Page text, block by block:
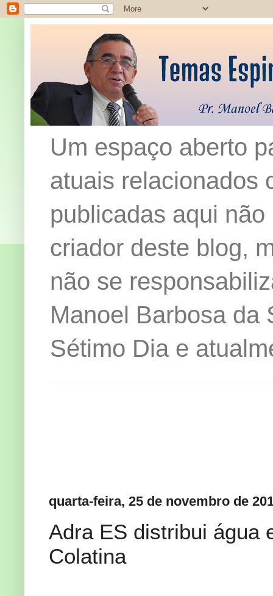
Um espaço aberto
atuais relacionados
publicadas aqui
criador deste blog,
não se
Manoel Barbosa da
Sétimo Dia e
quarta-feira, 25 de novembro de
Adra ES distribui água
Colatina